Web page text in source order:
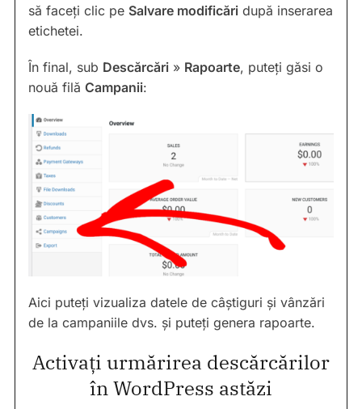
să faceți clic pe Salvare modificări după inserarea
etichetei.
În final, sub Descărcări » Rapoarte, puteți găsi o
nouă filă Campanii:
Aici puteți vizualiza datele de câștiguri și vânzări
de la campaniile dvs. și puteți genera rapoarte.
Activați urmărirea descărcărilor
în WordPress astăzi